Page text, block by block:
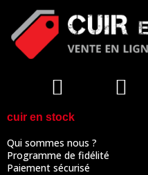
cuir en stock
Qui sommes nous ?
Programme de fidélité
Paiement sécurisé